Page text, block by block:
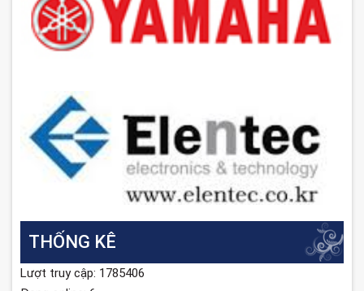
THỐNG KÊ
Lượt truy cập: 1785406